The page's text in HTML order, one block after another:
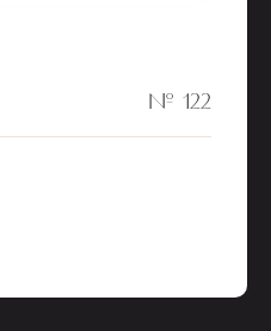
№ 122